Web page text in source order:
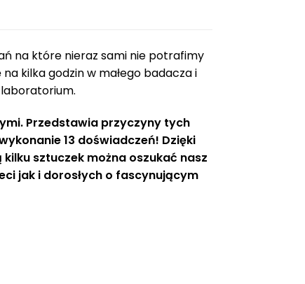
na które nieraz sami nie potrafimy
kilka godzin w małego badacza i
Przedstawia przyczyny tych
13 doświadczeń! Dzięki
sztuczek można oszukać nasz
jak i dorosłych o fascynującym